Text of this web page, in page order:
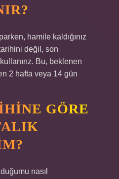
hamile kaldığınız
değil, son
Bu, beklenen
2 hafta veya 14 gün
GÖRE
nasıl